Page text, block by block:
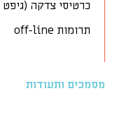
כרטיסי צדקה
תרומות off-line
מסמכים ותעודות